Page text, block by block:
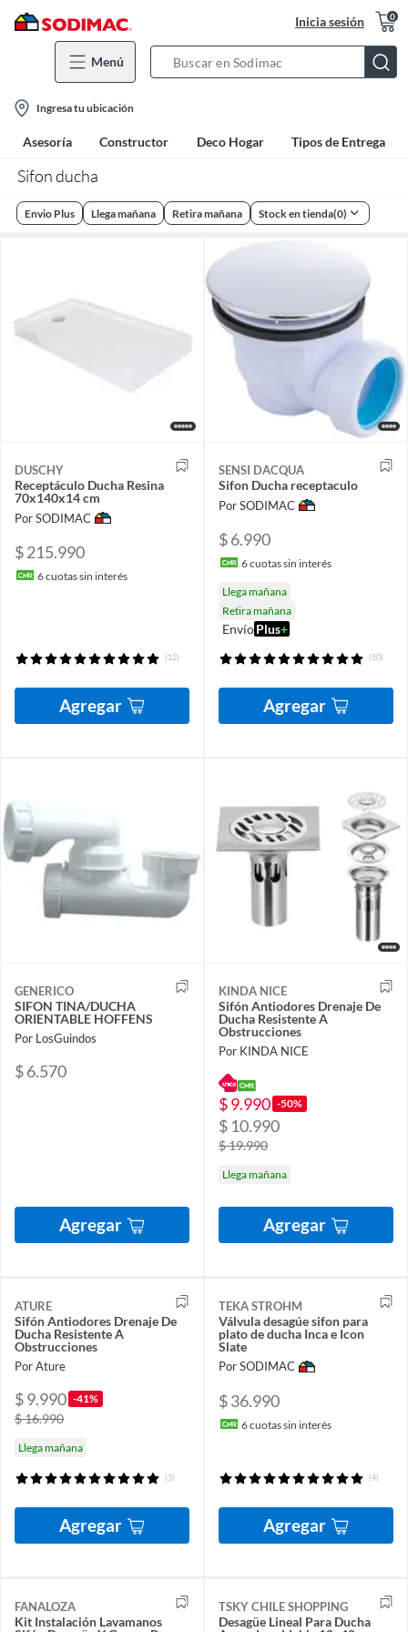
Inicia sesión 0
Menú
Bar
location-
icon
Ingresa tu ubicación
Asesoría Constructor Deco Hogar Tipos de Entrega
Sifon ducha
Envio Plus Llega mañana Retira mañana Stock en tienda(0)
DUSCHY
Receptáculo Ducha Resina
70x140x14 cm
Por SODIMAC
$ 215.990
6cuotas sin interés
(12)
Agregar
SENSI DACQUA
Sifon Ducha receptaculo
Por SODIMAC
$ 6.990
6cuotas sin interés
Llega mañana
Retira mañana
EnvíoPlus+
(50)
Agregar
GENERICO
SIFON TINA/DUCHA
ORIENTABLE HOFFENS
Por LosGuindos
$ 6.570
Agregar
KINDA NICE
Sifón Antiodores Drenaje De
Ducha Resistente A
Obstrucciones
Por KINDA NICE
$ 9.990 -50%
$ 10.990
$ 19.990
Llega mañana
Agregar
ATURE
Sifón Antiodores Drenaje De
Ducha Resistente A
Obstrucciones
Por Ature
$ 9.990 -41%
$ 16.990
Llega mañana
(3)
Agregar
TEKA STROHM
Válvula desagúe sifon para
plato de ducha Inca e Icon
Slate
Por SODIMAC
$ 36.990
6cuotas sin interés
(4)
Agregar
FANALOZA
Kit Instalación Lavamanos
TSKY CHILE SHOPPING
Desagüe Lineal Para Ducha